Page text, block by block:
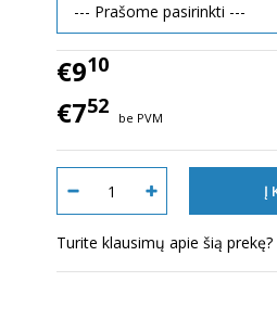
€910
€752 be PVM
Turite klausimų apie šią prekę?